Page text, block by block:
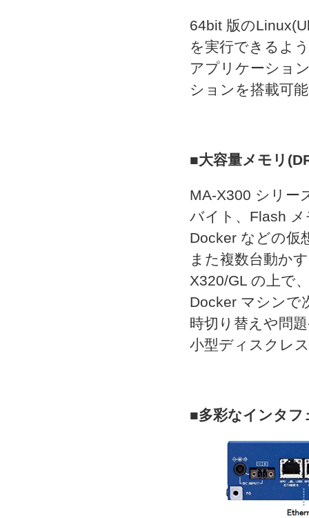
64bit 版の
を実行できるよ
アプリケーショ
ションを搭載可
■大容量メモリ
MA-X300 シリー
バイト、Flash
Docker などの仮
また複数台動か
X320/GL の上で
Docker マシンで
時切り替えや問
小型ディスクレ
■多彩なインタフ